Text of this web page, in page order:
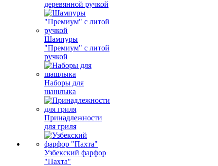
деревянной ручкой
Шампуры
"Премиум" с литой
ручкой
Наборы для
шашлыка
Принадлежности
для гриля
Узбекский фарфор
"Пахта"